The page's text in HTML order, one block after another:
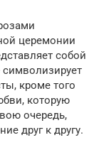
церемонии
собой
символизирует
кроме того
которую
очередь,
друг к другу.